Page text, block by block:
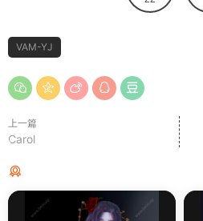
VAM-YJ
上一篇
Carol